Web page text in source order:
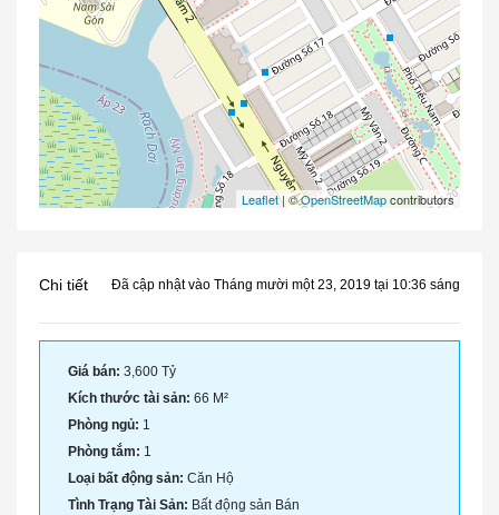
Leaflet| ©OpenStreetMapcontributors
Chi tiết Đã cập nhật vào Tháng mười một 23, 2019 tại 10:36 sáng
Giá bán: 3,600 Tỷ
Kích thước tài sản: 66 M²
Phòng ngủ: 1
Phòng tắm: 1
Loại bất động sản: Căn Hộ
Tình Trạng Tài Sản: Bất động sản Bán